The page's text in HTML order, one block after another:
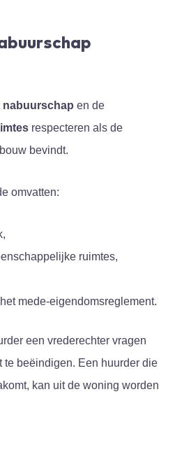
nabuurschap en de
respecteren als de
bevindt.
omvatten:
ruimtes,
mede-eigendomsreglement.
een vrederechter vragen
te beëindigen. Een huurder die
kan uit de woning worden